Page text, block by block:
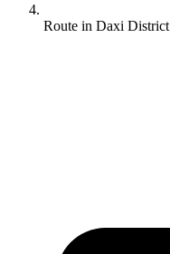
Route in Daxi District